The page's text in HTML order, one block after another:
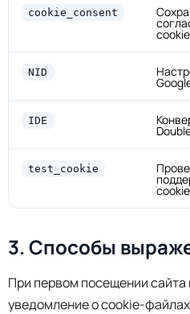
cookie_consent
cookie
NID
IDE
test_cookie
cookie
3. Способы
При первом посещении сайта
уведомление о cookie-